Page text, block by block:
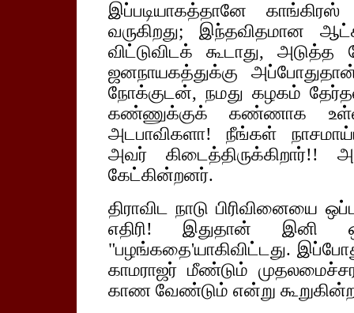
இப்படியாகத்தானே
வருகிறது; இந்தவிதமான
விட்டுவிடக் கூடாது, அடுத்த
ஜனநாயகத்துக்கு
நோக்குடன், நமது கழகம்
கண்ணுக்குக் கண்ணாக
அடபாவிகளா! நீங்கள்
அவர் கிடைத்திருக்கிறார்!!
கேட்கின்றனர்.
திராவிட நாடு
எதிரி! இதுதான் இனி
"பழங்கதை'யாகிவிட்டது.
காமராஜர் மீண்டும்
காண வேண்டும் என்று